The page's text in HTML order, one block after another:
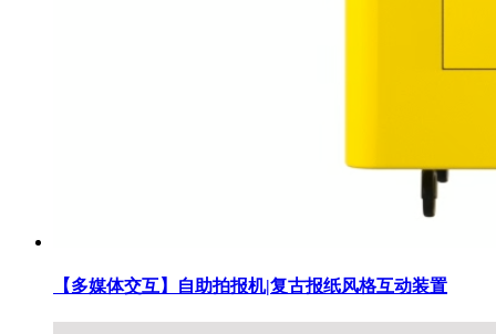
【多媒体交互】自助拍报机|复古报纸风格互动装置